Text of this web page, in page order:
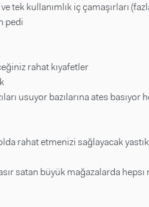
tek kullanımlık iç çamaşırları
pedi
rahat kıyafetler
usuyor bazılarına ates
rahat etmenizi sağlayacak
satan büyük mağazalarda hepsı